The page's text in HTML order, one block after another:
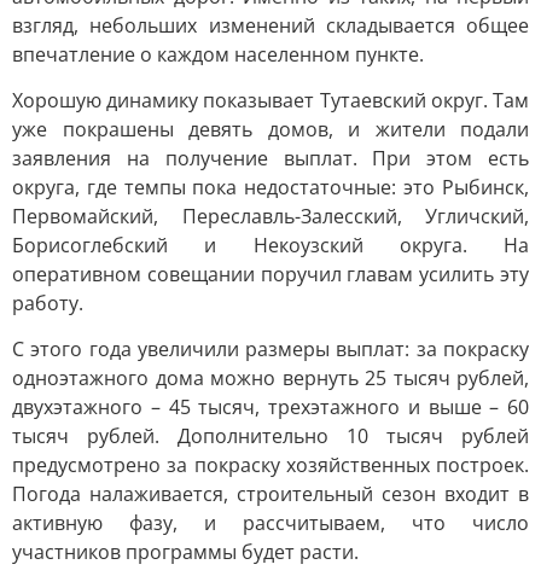
взгляд, небольших изменений складывается общее
впечатление о каждом населенном пункте.
Хорошую динамику показывает Тутаевский округ. Там
уже покрашены девять домов, и жители подали
заявления на получение выплат. При этом есть
округа, где темпы пока недостаточные: это Рыбинск,
Первомайский, Переславль-Залесский, Угличский,
Борисоглебский и Некоузский округа. На
оперативном совещании поручил главам усилить эту
работу.
С этого года увеличили размеры выплат: за покраску
одноэтажного дома можно вернуть 25 тысяч рублей,
двухэтажного – 45 тысяч, трехэтажного и выше – 60
тысяч рублей. Дополнительно 10 тысяч рублей
предусмотрено за покраску хозяйственных построек.
Погода налаживается, строительный сезон входит в
активную фазу, и рассчитываем, что число
участников программы будет расти.